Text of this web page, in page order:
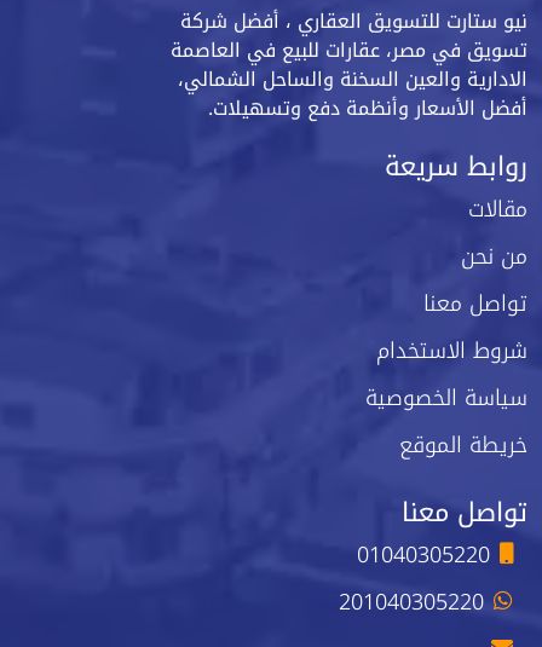
نيو ستارت للتسويق العقاري ، أفضل شركة
تسويق في مصر، عقارات للبيع في العاصمة
الادارية والعين السخنة والساحل الشمالي،
أفضل الأسعار وأنظمة دفع وتسهيلات.
روابط سريعة
مقالات
من نحن
تواصل معنا
شروط الاستخدام
سياسة الخصوصية
خريطة الموقع
تواصل معنا
01040305220
201040305220